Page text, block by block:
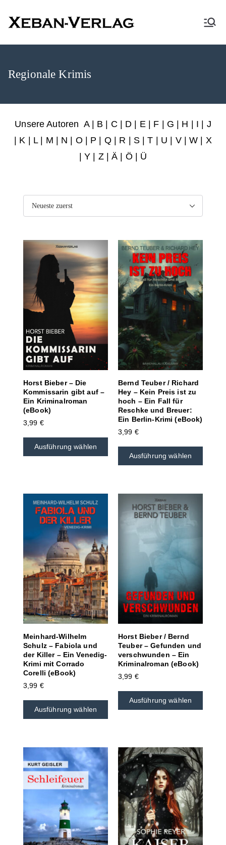
XEBAN-Verlag
Regionale Krimis
Unsere Autoren A| B C D E| F G H I
J
K L| M N O P Q| R S |T U V|W
X
Y Z|Ä | Ö | Ü
Horst Bieber – Die
Kommissarin gibt auf –
Ein Kriminalroman
(eBook)
3,99 €
Ausführung wählen
Bernd Teuber / Richard
Hey – Kein Preis ist zu
hoch – Ein Fall für
Reschke und Breuer:
Ein Berlin-Krimi (eBook)
3,99 €
Ausführung wählen
Meinhard-Wilhelm
Schulz – Fabiola und
der Killer – Ein Venedig-
Krimi mit Corrado
Corelli (eBook)
3,99 €
Ausführung wählen
Horst Bieber / Bernd
Teuber – Gefunden und
verschwunden – Ein
Kriminalroman (eBook)
3,99 €
Ausführung wählen